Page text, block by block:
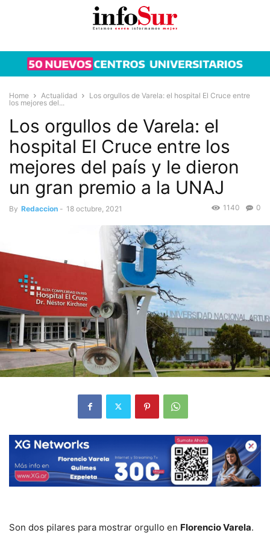
Home Actualidad
Los orgullos de Varela: el hospital El Cruce entre
los mejores del...
Los orgullos de Varela: el
hospital El Cruce entre los
mejores del país y le dieron
un gran premio a la UNAJ
By Redaccion - 18 octubre, 2021 0
1140
Son dos pilares para mostrar orgullo en Florencio Varela.